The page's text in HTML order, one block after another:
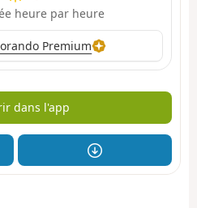
heure par heure
Premium
dans l'app